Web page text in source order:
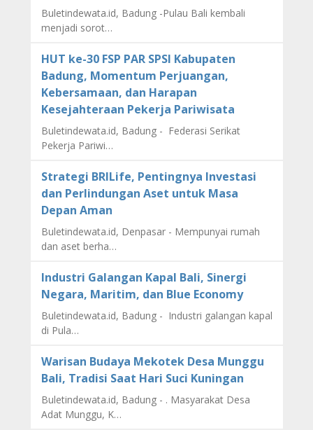
Buletindewata.id, Badung -Pulau Bali kembali
menjadi sorot…
HUT ke-30 FSP PAR SPSI Kabupaten
Badung, Momentum Perjuangan,
Kebersamaan, dan Harapan
Kesejahteraan Pekerja Pariwisata
Buletindewata.id, Badung - Federasi Serikat
Pekerja Pariwi…
Strategi BRILife, Pentingnya Investasi
dan Perlindungan Aset untuk Masa
Depan Aman
Buletindewata.id, Denpasar - Mempunyai rumah
dan aset berha…
Industri Galangan Kapal Bali, Sinergi
Negara, Maritim, dan Blue Economy
Buletindewata.id, Badung - Industri galangan kapal
di Pula…
Warisan Budaya Mekotek Desa Munggu
Bali, Tradisi Saat Hari Suci Kuningan
Buletindewata.id, Badung - . Masyarakat Desa
Adat Munggu, K…